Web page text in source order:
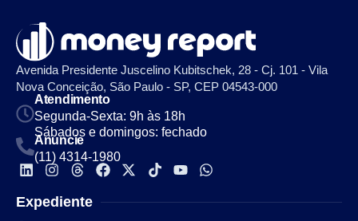
Avenida Presidente Juscelino Kubitschek, 28 - Cj. 101 - Vila
Nova Conceição, São Paulo - SP, CEP 04543-000
Atendimento
Segunda-Sexta: 9h às 18h
Sábados e domingos: fechado
Anuncie
(11) 4314-1980
Expediente